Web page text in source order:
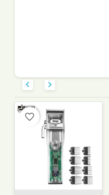

favorite_border
